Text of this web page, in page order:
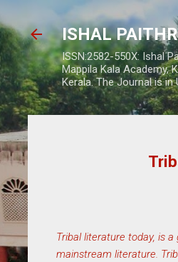
ISHAL
ISSN:2582-550X: Ishal
Mappila Kala Academy,
Kerala. The Journal is in
Tribal literature today, is
mainstream literature.